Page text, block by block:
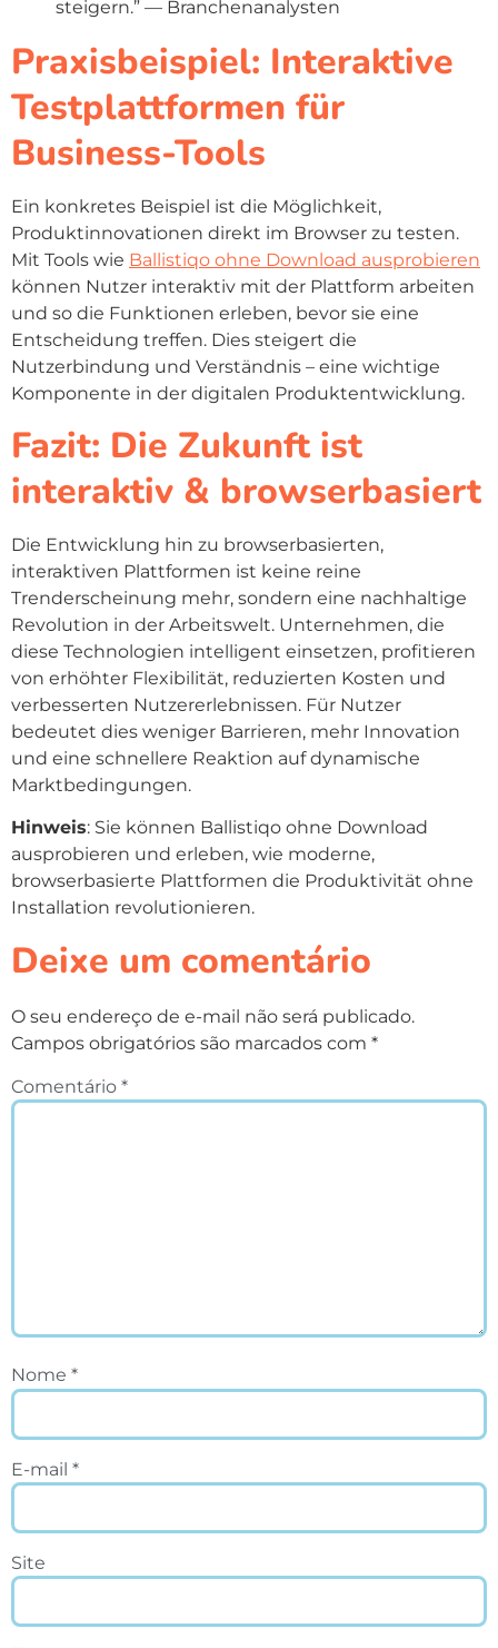
steigern.” — Branchenanalysten
Praxisbeispiel: Interaktive
Testplattformen für
Business-Tools
Ein konkretes Beispiel ist die Möglichkeit,
Produktinnovationen direkt im Browser zu testen.
Mit Tools wie Ballistiqo ohne Download ausprobieren
können Nutzer interaktiv mit der Plattform arbeiten
und so die Funktionen erleben, bevor sie eine
Entscheidung treffen. Dies steigert die
Nutzerbindung und Verständnis – eine wichtige
Komponente in der digitalen Produktentwicklung.
Fazit: Die Zukunft ist
interaktiv & browserbasiert
Die Entwicklung hin zu browserbasierten,
interaktiven Plattformen ist keine reine
Trenderscheinung mehr, sondern eine nachhaltige
Revolution in der Arbeitswelt. Unternehmen, die
diese Technologien intelligent einsetzen, profitieren
von erhöhter Flexibilität, reduzierten Kosten und
verbesserten Nutzererlebnissen. Für Nutzer
bedeutet dies weniger Barrieren, mehr Innovation
und eine schnellere Reaktion auf dynamische
Marktbedingungen.
Hinweis: Sie können Ballistiqo ohne Download
ausprobieren und erleben, wie moderne,
browserbasierte Plattformen die Produktivität ohne
Installation revolutionieren.
Deixe um comentário
O seu endereço de e-mail não será publicado.
Campos obrigatórios são marcados com *
Comentário *
Nome *
E-mail *
Site